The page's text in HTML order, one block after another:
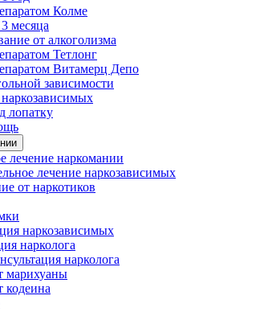
Колме
месяца
от алкоголизма
Тетлонг
Витамерц Депо
зависимости
лопатку
лечение наркомании
лечение наркозависимых
от наркотиков
наркозависимых
нарколога
нарколога
марихуаны
кодеина